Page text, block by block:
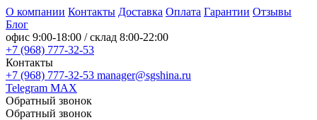
О компании Контакты Доставка Оплата Гарантии Отзывы
Блог
офис 9:00-18:00 / склад 8:00-22:00
+7 (968) 777-32-53
Контакты
+7 (968) 777-32-53 manager@sgshina.ru
Telegram MAX
Обратный звонок
Обратный звонок